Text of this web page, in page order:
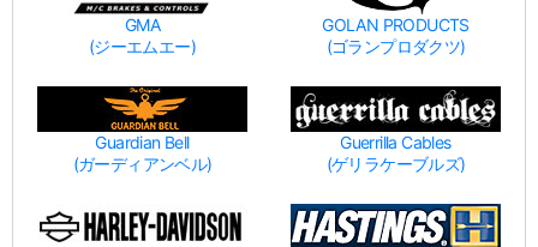
GMA
(ジーエムエー)
GOLAN PRODUCTS
(ゴランプロダクツ)
Guardian Bell
(ガーディアンベル)
Guerrilla Cables
(ゲリラケーブルズ)